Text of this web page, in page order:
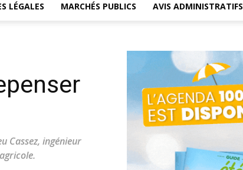
LÉGALES MARCHÉS PUBLICS AVIS ADMINISTRATIFS
Cassez, ingénieur